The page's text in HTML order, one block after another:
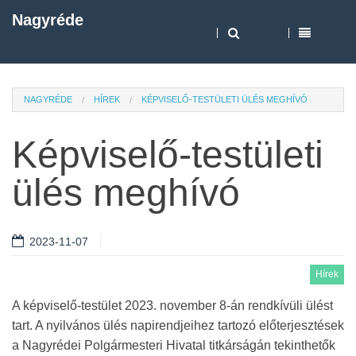
Nagyréde
NAGYRÉDE HÍREK KÉPVISELŐ-TESTÜLETI ÜLÉS MEGHÍVÓ
Képviselő-testületi
ülés meghívó
2023-11-07
Hírek
A képviselő-testület 2023. november 8-án rendkívüli ülést
tart. A nyilvános ülés napirendjeihez tartozó előterjesztések
a Nagyrédei Polgármesteri Hivatal titkárságán tekinthetők